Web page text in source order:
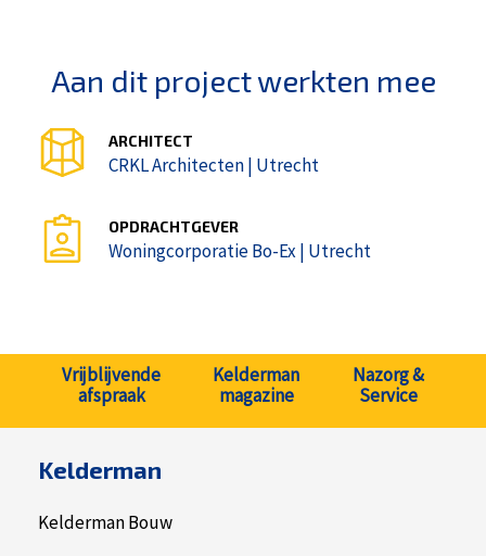
Aan dit project werkten mee
ARCHITECT
CRKL Architecten | Utrecht
OPDRACHTGEVER
Woningcorporatie Bo-Ex | Utrecht
Vrijblijvende
afspraak
Kelderman
magazine
Nazorg &
Service
Kelderman
Kelderman Bouw